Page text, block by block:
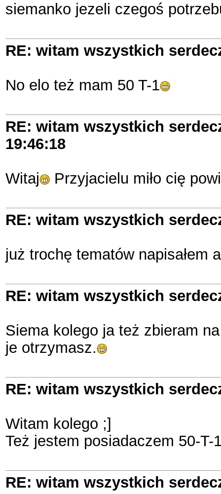
siemanko jezeli czegoś
RE: witam wszystkich
No elo też mam 50 T-1
RE: witam wszystkich
19:46:18
Witaj Przyjacielu miło cię
RE: witam wszystkich
już trochę tematów napisałem
RE: witam wszystkich
Siema kolego ja też zbieram
je otrzymasz.
RE: witam wszystkich
Witam kolego ;]
Też jestem posiadaczem 50-T-
RE: witam wszystkich